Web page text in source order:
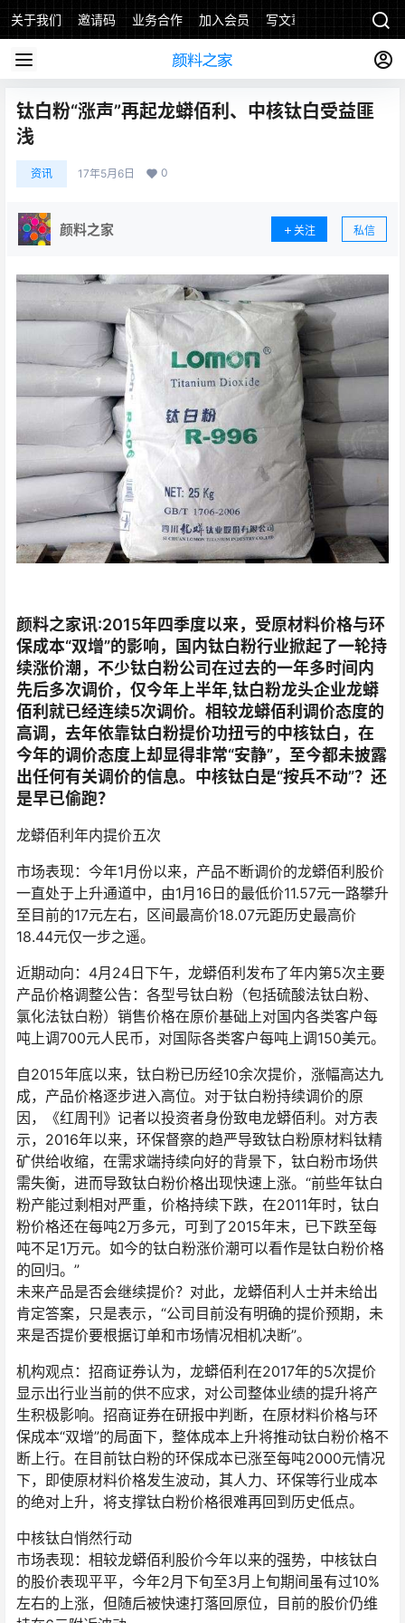
关于我们 邀请码 业务合作 加入会员 写文章
钛白粉“涨声”再起龙蟒佰利、中核钛白受益匪
浅
资讯 17年5月6日 0
颜料之家 关注 私信
颜料之家讯:2015年四季度以来，受原材料价格与环
保成本“双增”的影响，国内钛白粉行业掀起了一轮持
续涨价潮，不少钛白粉公司在过去的一年多时间内
先后多次调价，仅今年上半年,钛白粉龙头企业龙蟒
佰利就已经连续5次调价。相较龙蟒佰利调价态度的
高调，去年依靠钛白粉提价功扭亏的中核钛白，在
今年的调价态度上却显得非常“安静”，至今都未披露
出任何有关调价的信息。中核钛白是“按兵不动”？还
是早已偷跑？
龙蟒佰利年内提价五次
市场表现：今年1月份以来，产品不断调价的龙蟒佰利股价
一直处于上升通道中，由1月16日的最低价11.57元一路攀升
至目前的17元左右，区间最高价18.07元距历史最高价
18.44元仅一步之遥。
近期动向：4月24日下午，龙蟒佰利发布了年内第5次主要
产品价格调整公告：各型号钛白粉（包括硫酸法钛白粉、
氯化法钛白粉）销售价格在原价基础上对国内各类客户每
吨上调700元人民币，对国际各类客户每吨上调150美元。
自2015年底以来，钛白粉已历经10余次提价，涨幅高达九
成，产品价格逐步进入高位。对于钛白粉持续调价的原
因，《红周刊》记者以投资者身份致电龙蟒佰利。对方表
示，2016年以来，环保督察的趋严导致钛白粉原材料钛精
矿供给收缩，在需求端持续向好的背景下，钛白粉市场供
需失衡，进而导致钛白粉价格出现快速上涨。“前些年钛白
粉产能过剩相对严重，价格持续下跌，在2011年时，钛白
粉价格还在每吨2万多元，可到了2015年末，已下跌至每
吨不足1万元。如今的钛白粉涨价潮可以看作是钛白粉价格
的回归。”
未来产品是否会继续提价？对此，龙蟒佰利人士并未给出
肯定答案，只是表示，“公司目前没有明确的提价预期，未
来是否提价要根据订单和市场情况相机决断”。
机构观点：招商证券认为，龙蟒佰利在2017年的5次提价
显示出行业当前的供不应求，对公司整体业绩的提升将产
生积极影响。招商证券在研报中判断，在原材料价格与环
保成本“双增”的局面下，整体成本上升将推动钛白粉价格不
断上行。在目前钛白粉的环保成本已涨至每吨2000元情况
下，即使原材料价格发生波动，其人力、环保等行业成本
的绝对上升，将支撑钛白粉价格很难再回到历史低点。
中核钛白悄然行动
市场表现：相较龙蟒佰利股价今年以来的强势，中核钛白
的股价表现平平，今年2月下旬至3月上旬期间虽有过10%
左右的上涨，但随后被快速打落回原位，目前的股价仍维